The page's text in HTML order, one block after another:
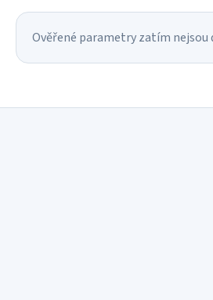
Ověřené parametry zatím nejsou